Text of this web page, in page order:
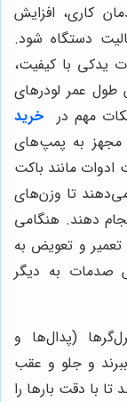
کاری، افزایش
دستگاه شود.
یدکی با کیفیت،
طول عمر لودرهای
مهم در
خرید
مجهز به پمپ‌های
مانند باکت
تا وزن‌های
دهند. هنگامی
و تعویض به
صدمات به دیگر
(پدال‌ها و
ببرند و جلو و عقب
با دقت بارها را